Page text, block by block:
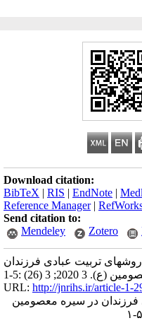
Download citation:
BibTeX | RIS | EndNote |
Reference Manager|
Send citation to:
Mendeley
Zotero
تربیت عبادی فرزندان
3 2020; 3 (26) :1-5
URL: http://jnrihs.ir/article-1-
فرزندان در سیره معصومین